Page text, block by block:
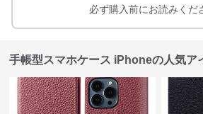
必ず購入前にお読みくだ
手帳型スマホケース iPhoneの人気ア